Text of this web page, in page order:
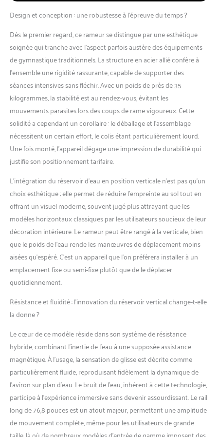
Travaillez le tronc et
profitez d’un entraînement
cardio multifonction à
faible impact.
【RÉSISTANCE HYDRO &
MAGNÉTIQUE】Réservoir
d’eau incliné à 60° avec 16
pales hydro, offrant une
résistance combinée eau
et magnétique pour un
entraînement fluide.
【RAIL LONG】Rail de
glisse de 124 cm et
longueur d’entrejambe 112
cm, convenant à presque
toutes les morphologies
【CONSTRUCTION
DURABLE】Cadre robuste
en acier de qualité, conçu
pour résister aux
entraînements les plus
intenses et garantir
fiabilité et longévité.
【RANGEMENT
PRATIQUE】Inclinez
simplement le rameur
verticalement après usage.
Gain de place,
espaces. 【MONITEUR
DIGITAL】Écran LCD clair
affichant calories, distance,
HRC/pouls (optionnel),
SPM, répétitions, temps,
temps/500 m, total de
coups et watts. Fonction
scan pour suivre vos
progrès. 【REGARDEZ
COMME VOUS VOULEZ】
Design et conception : une robustesse à l’épreuve du temps ?
Dès le premier regard, ce rameur se distingue par une esthétique
soignée qui tranche avec l’aspect parfois austère des équipements
de gymnastique traditionnels. La structure en acier allié confère à
l’ensemble une rigidité rassurante, capable de supporter des
séances intensives sans fléchir. Avec un poids de près de 35
kilogrammes, la stabilité est au rendez-vous, évitant les
mouvements parasites lors des coups de rame vigoureux. Cette
solidité a cependant un corollaire : le déballage et l’assemblage
nécessitent un certain effort, le colis étant particulièrement lourd.
Une fois monté, l’appareil dégage une impression de durabilité qui
justifie son positionnement tarifaire.
L’intégration du réservoir d’eau en position verticale n’est pas qu’un
choix esthétique ; elle permet de réduire l’empreinte au sol tout en
offrant un visuel moderne, souvent jugé plus attrayant que les
modèles horizontaux classiques par les utilisateurs soucieux de leur
décoration intérieure. Le rameur peut être rangé à la verticale, bien
que le poids de l’eau rende les manœuvres de déplacement moins
aisées qu’espéré. C’est un appareil que l’on préférera installer à un
emplacement fixe ou semi-fixe plutôt que de le déplacer
quotidiennement.
Résistance et fluidité : l’innovation du réservoir vertical change-t-elle
la donne ?
Le cœur de ce modèle réside dans son système de résistance
hybride, combinant l’inertie de l’eau à une supposée assistance
magnétique. À l’usage, la sensation de glisse est décrite comme
particulièrement fluide, reproduisant fidèlement la dynamique de
l’aviron sur plan d’eau. Le bruit de l’eau, inhérent à cette technologie,
participe à l’expérience immersive sans devenir assourdissant. Le rail
long de 76,8 pouces est un atout majeur, permettant une amplitude
de mouvement complète, même pour les utilisateurs de grande